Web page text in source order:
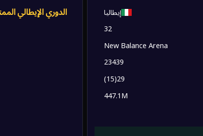
0
0
إيطاليا
32
New Balance Arena
23439
29
(
15
)
447.1M
الدوري الإيطالي